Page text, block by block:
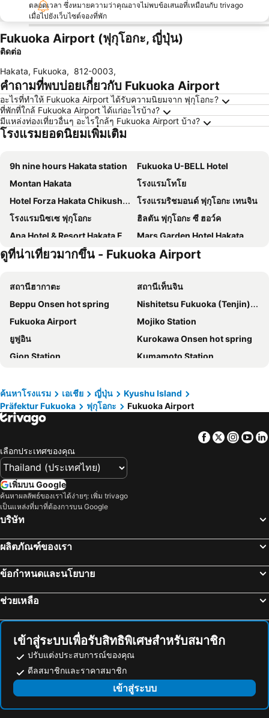
ตลอดเวลา ซึ่งหมายความว่าคุณอาจไม่พบข้อเสนอที่เหมือนกับ trivago
เมื่อไปยังเว็บไซต์จองที่พัก
Fukuoka Airport (ฟุกุโอกะ, ญี่ปุ่น)
ติดต่อ
Hakata, Fukuoka, 812-0003,
คำถามที่พบบ่อยเกี่ยวกับ Fukuoka Airport
อะไรที่ทำให้ Fukuoka Airport ได้รับความนิยมจาก ฟุกุโอกะ?
ที่พักที่ใกล้ Fukuoka Airport ได้แก่อะไรบ้าง?
มีแหล่งท่องเที่ยวอื่นๆ อะไรใกล้ๆ Fukuoka Airport บ้าง?
โรงแรมยอดนิยมเพิ่มเติม
9h nine hours Hakata station
Fukuoka U-BELL Hotel
Montan Hakata
โรงแรมโทโย
Hotel Forza Hakata Chikushi-Guchi Ⅰ
โรงแรมริชมอนด์ ฟุกุโอกะ เทนจิน
โรงแรมนิซเซ ฟุกุโอกะ
ฮิลตัน ฟุกุโอกะ ซี ฮอว์ค
Apa Hotel & Resort Hakata Ekihigashi
Mars Garden Hotel Hakata
Hotel Vista Fukuoka Nakasu-Kawabata
EN HOTEL Hakata
Hotel Livemax Fukuokatenjin West
Hakata Green Hotel No.1
Hotel Oriental Express Fukuoka Nakasu Kawabata
Reisenkaku Kawabata
Fukuoka Toei Hotel
HOTEL Third Place Hakata
เดอะ บี ฮาคาตะ
EIWA PLACE HOTEL HAKATA
Apa Hotel Hakata Gion Ekimae
Hotel La Foresta By Rigna
Hotel WBF Grande Hakata
Apa Hotel Hakata Eki Chikushiguchi
Via Inn. Hakataguchi Ekimae
Hotel Oriental Express Fukuoka Tenjin
N33 Hakata Sta East
Henn na Hotel Fukuoka Hakata
Sutton Hotel Hakata City
The OneFive Fukuoka Tenjin
Cross Life Hakata Tenjin
Daiwa Roynet Hotel Hakata Reisen PREMIER
Oriental Hotel Fukuoka Hakata Station
The358 SORA
โรงแรมคลิโอ คอร์ท ฮากาตะ
Enzo Fukuoka
Hotel GranView Fukuoka Airport
Hotel Nexus Hakatasanno
THE BASICS FUKUOKA
Eruza HAKATA エルザ博多
Hotel Halrotto Fukuoka Hakata
KOKO HOTEL Hakata shinkansenguchi
TKP Sunlife Hotel
ดูที่น่าเที่ยวมากขึ้น - Fukuoka Airport
สถานีฮากาตะ
สถานีเท็นจิน
Beppu Onsen hot spring
Nishitetsu Fukuoka (Tenjin) Station
Fukuoka Airport
Mojiko Station
ยูฟูอิน
Kurokawa Onsen hot spring
Gion Station
Kumamoto Station
Kokura Station
Miyajima
Saga Station
Huis Ten Bosch
Nagasaki Station
Minami Fukuoka Station
Fukuoka Yafuoku Dome
Chiyo-Kenchoguchi Station
Marine Messe Fukuoka
Kumamoto Airport
Acros Fukuoka
Nishitetsu Hirao Station
Yakuin Station
Fukuoka Kokusai Center
Ogiyama Cherry blossom Garden
Yusuraume
Kyushu National Museum
Space World
Meinohama Station
ค้นหาโรงแรม เอเชีย ญี่ปุ่น
Kyushu Island
Präfektur Fukuoka
ฟุกุโอกะ Fukuoka Airport
Facebook
Twitter
เลือกประเทศของคุณ
เพิ่มบน Google
ค้นหาผลลัพธ์ของเราได้ง่ายๆ: เพิ่ม trivago
เป็นแหล่งที่มาที่ต้องการบน Google
บริษัท
ผลิตภัณฑ์ของเรา
ข้อกำหนดและนโยบาย
ช่วยเหลือ
เข้าสู่ระบบเพื่อรับสิทธิพิเศษสำหรับสมาชิก
ปรับแต่งประสบการณ์ของคุณ
ดีลสมาชิกและราคาสมาชิก
เข้าสู่ระบบ